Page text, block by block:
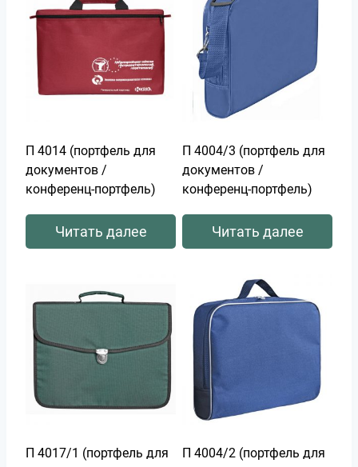
П 4014 (портфель для
документов /
конференц-портфель)
Читать далее
П 4004/3 (портфель для
документов /
конференц-портфель)
Читать далее
П 4017/1 (портфель для
П 4004/2 (портфель для